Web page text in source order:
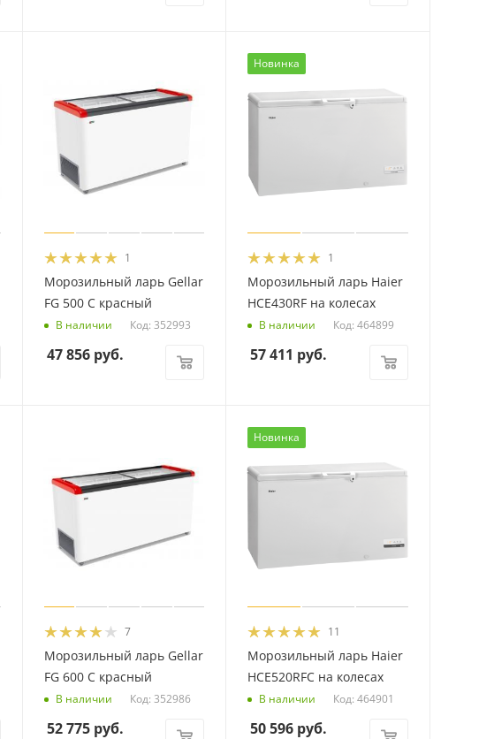
1
Морозильный ларь Gellar
FG 500 C красный
В наличии Код: 352993
47 856руб.
Новинка
1
Морозильный ларь Haier
HCE430RF на колесах
В наличии Код: 464899
57 411 руб.
7
Морозильный ларь Gellar
FG 600 C красный
В наличии Код: 352986
52 775руб.
Новинка
11
Морозильный ларь Haier
HCE520RFC на колесах
В наличии Код: 464901
50 596 руб.